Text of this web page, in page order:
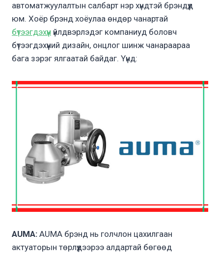
автоматжуулалтын салбарт нэр хүндтэй брэндүүд
юм. Хоёр брэнд хоёулаа өндөр чанартай
бүтээгдэхүүн үйлдвэрлэдэг компаниуд боловч
бүтээгдэхүүний дизайн, онцлог шинж чанараараа
бага зэрэг ялгаатай байдаг. Үүнд:
AUMA: AUMA брэнд нь голчлон цахилгаан
актуаторын төрлүүдээрээ алдартай бөгөөд